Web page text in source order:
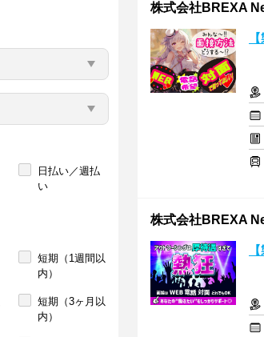
日払い／週払
い
短期（1週間以
内）
短期（3ヶ月以
内）
株式会社BREXA
株式会社BREXA